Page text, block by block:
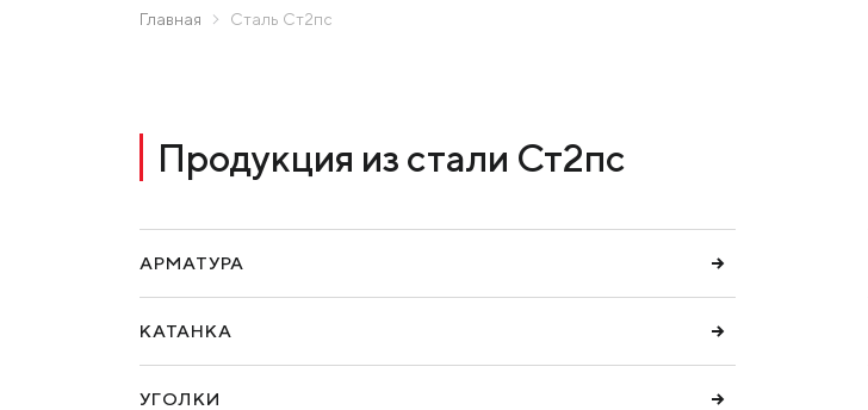
Каметсталь
Главная Сталь Ст2пс
Продукция из стали Ст2пс
АРМАТУРА
КАТАНКА
УГОЛКИ